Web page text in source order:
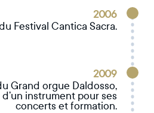
2006
Festival Cantica Sacra.
2009
Grand orgue Daldosso,
instrument pour ses
concerts et formation.